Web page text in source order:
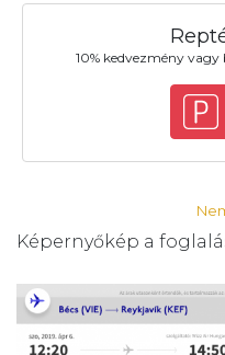
10% kedvezmény
Képernyőkép a